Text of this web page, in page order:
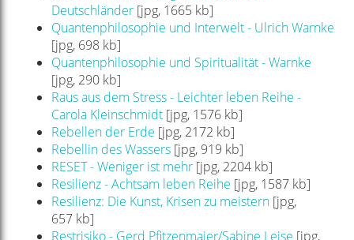
Deutschländer[jpg, 1665 kb]
Quantenphilosophie und Interwelt - Ulrich Warnke
[jpg, 698 kb]
Quantenphilosophie und Spiritualität - Warnke
[jpg, 290 kb]
Raus aus dem Stress - Leichter leben Reihe -
Carola Kleinschmidt[jpg, 1576 kb]
Rebellen der Erde [jpg, 2172 kb]
Rebellin des Wassers[jpg, 919 kb]
RESET - Weniger ist mehr[jpg, 2204 kb]
Resilienz - Achtsam leben Reihe [jpg, 1587 kb]
Resilienz: Die Kunst, Krisen zu meistern[jpg,
657 kb]
Restrisiko - Gerd Pfitzenmaier/Sabine Leise [jpg,